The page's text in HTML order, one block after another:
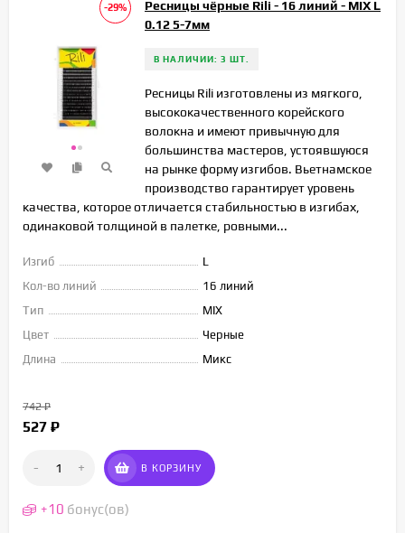
-29%
Ресницы чёрные Rili - 16 линий - MIX L
0.12 5-7мм
В НАЛИЧИИ: 3 ШТ.
Ресницы Rili изготовлены из мягкого,
высококачественного корейского
волокна и имеют привычную для
большинства мастеров, устоявшуюся
на рынке форму изгибов. Вьетнамское
производство гарантирует уровень
качества, которое отличается стабильностью в изгибах,
одинаковой толщиной в палетке, ровными...
Изгиб
L
Кол-во линий
16 линий
Тип
MIX
Цвет
Черные
Длина
Микс
742₽
527 ₽
- + В КОРЗИНУ
+10 бонус(ов)